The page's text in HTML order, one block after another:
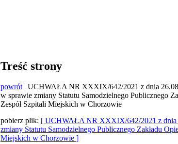
Treść strony
powrót | UCHWAŁA NR XXXIX/642/2021 z dnia
w sprawie zmiany Statutu Samodzielnego Publicznego
Zespół Szpitali Miejskich w Chorzowie
pobierz plik: [ UCHWAŁA NR XXXIX/642/2021 z dnia
zmiany Statutu Samodzielnego Publicznego Zakładu
Miejskich w Chorzowie ]